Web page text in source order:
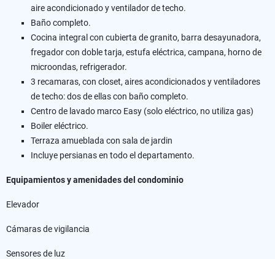
aire acondicionado y ventilador de techo.
Baño completo.
Cocina integral con cubierta de granito, barra desayunadora,
fregador con doble tarja, estufa eléctrica, campana, horno de
microondas, refrigerador.
3 recamaras, con closet, aires acondicionados y ventiladores
de techo: dos de ellas con baño completo.
Centro de lavado marco Easy (solo eléctrico, no utiliza gas)
Boiler eléctrico.
Terraza amueblada con sala de jardin
Incluye persianas en todo el departamento.
Equipamientos y amenidades del condominio
Elevador
Cámaras de vigilancia
Sensores de luz